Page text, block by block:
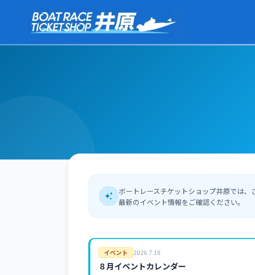
ボートレースチケットショップ井原では、
最新のイベント情報をご確認ください。
イベント 2026.7.16
８月イベントカレンダー